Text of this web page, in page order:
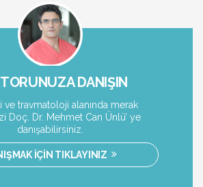
DANIŞIN
ve travmatoloji alanında merak
Doç. Dr. Mehmet Can Ünlü’ ye
danışabilirsiniz.
İÇİN TIKLAYINIZ